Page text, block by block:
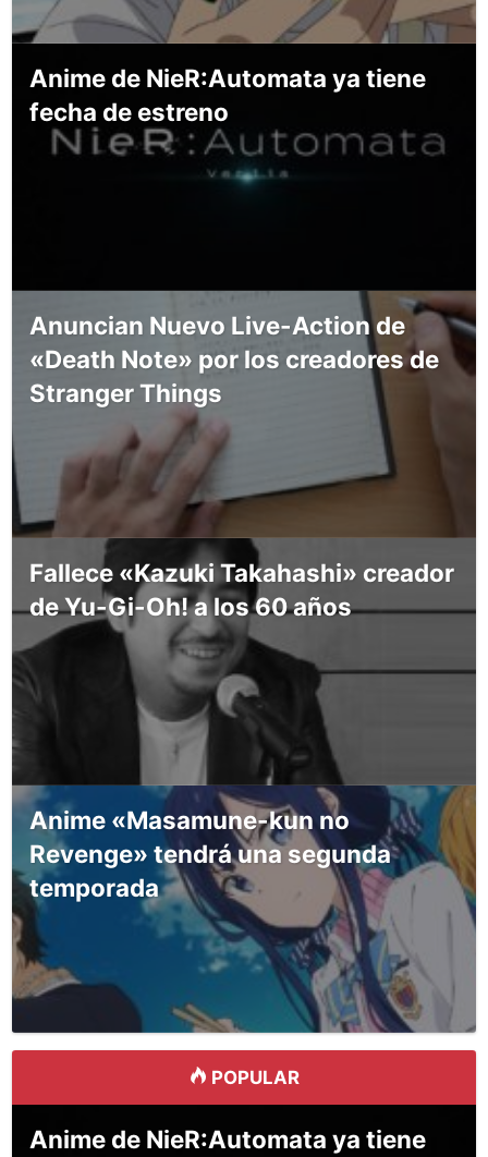
Anime de NieR:Automata ya tiene
fecha de estreno
Anuncian Nuevo Live-Action de
«Death Note» por los creadores de
Stranger Things
Fallece «Kazuki Takahashi» creador
de Yu-Gi-Oh! a los 60 años
Anime «Masamune-kun no
Revenge» tendrá una segunda
temporada
POPULAR
Anime de NieR:Automata ya tiene